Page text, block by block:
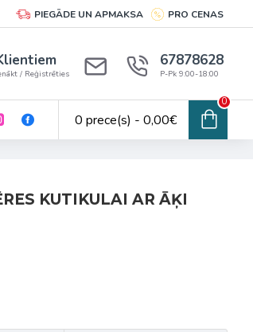
PIEGĀDE UN APMAKSA PRO CENAS
/ Reģistrēties
67878628
P-Pk 9:00-18:00
0 prece(s) - 0,00€
0
KUTIKULAI AR ĀĶI